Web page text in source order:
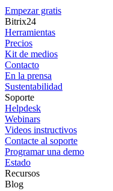
Empezar gratis
Bitrix24
Herramientas
Precios
Kit de medios
Contacto
En la prensa
Sustentabilidad
Soporte
Helpdesk
Webinars
Videos instructivos
Contacte al soporte
Programar una demo
Estado
Recursos
Blog